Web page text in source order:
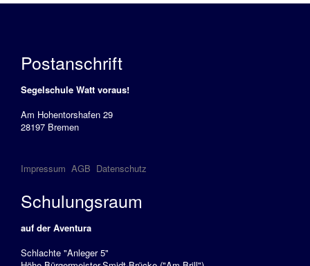
Führerschein
(SKS)
SportSeeSchiffer
(SSS)
Aktuelles
Anfahrt
Buchungskalender
Gutschein
Postanschrift
Segelschule Watt voraus!
Am Hohentorshafen 29
28197 Bremen
Impressum AGB Datenschutz
Schulungsraum
auf der Aventura
Schlachte "Anleger 5"